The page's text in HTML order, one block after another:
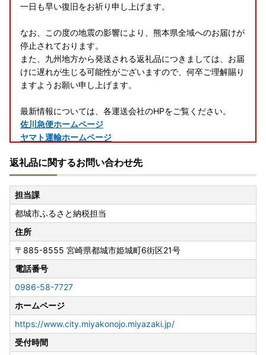
一日も早い復旧をお祈り申し上げます。
なお、この度の地震の影響により、熊本県全域へのお届けが
停止されております。
また、九州地方から発送される返礼品につきましては、お届
けに遅れが生じる可能性がございますので、何卒ご理解賜り
ますようお願い申し上げます。
最新情報については、各運送会社のHPをご覧ください。
佐川急便ホームページ
ヤマト運輸ホームページ
-+-+-+-+-+-+-+-+-+-+-+-+-+-+-+-+-+-+-+-+-+-+-+-+-+
-+-+-
★登録返礼品数 約2200点以上★ あとからセレクト！！
駆け込み寄附でも安心！便利！返礼品選びに迷ったら！あと
からゆっくり選べる【ふるさとギフト】が、登場しました！
約2200点以上のお礼の品をご用意しておりますので、『忙
しくて 選ぶ時間がない』という方も、返礼品は欲しい時
に、後日ゆっくり選択できます☺
今年のふるさと納税として、とりあえずの寄附にも最適な、
あとからセレクトをぜひご利用ください♪
-+-+-+-+-+-+-+-+-+-+-+-+-+-+-+-+-+-+-+-+-+-+-+-+-+
-+-+-
返礼品に関するお問い合わせ先
担当課
都城市ふるさと納税担当
住所
〒885-8555 宮崎県都城市姫城町6街区21号
電話番号
0986-58-7727
ホームページ
https://www.city.miyakonojo.miyazaki.jp/
受付時間